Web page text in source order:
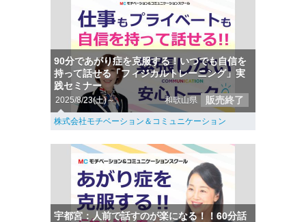
90分であがり症を克服する！いつでも自信を
持って話せる「フィジカルトレーニング」実
践セミナー
2025/8/23(土)～ 和歌山県 販売終了
株式会社モチベーション＆コミュニケーション
宇都宮：人前で話すのが楽になる！！60分話